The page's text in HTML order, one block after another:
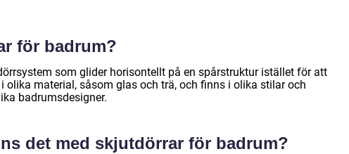
för badrum?
som glider horisontellt på en spårstruktur istället för att
olika material, såsom glas och trä, och finns i olika stilar och
badrumsdesigner.
det med skjutdörrar för badrum?